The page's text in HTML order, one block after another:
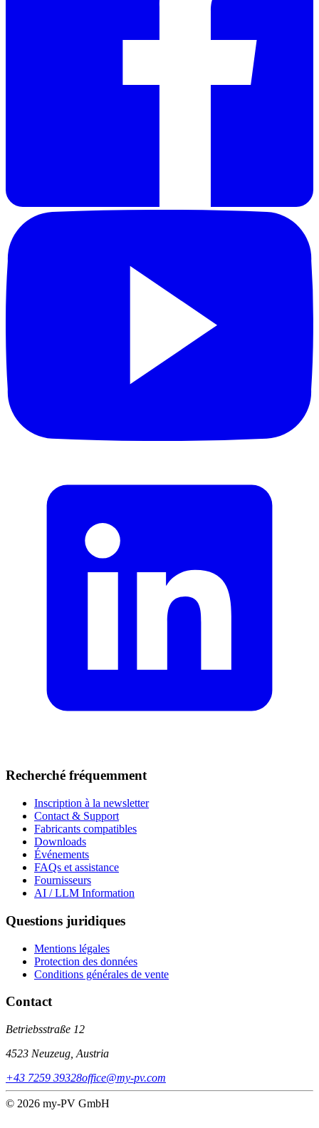
Recherché fréquemment
Inscription à la newsletter
Contact & Support
Fabricants compatibles
Downloads
Événements
FAQs et assistance
Fournisseurs
AI / LLM Information
Questions juridiques
Mentions légales
Protection des données
Conditions générales de vente
Contact
Betriebsstraße 12
4523 Neuzeug, Austria
+43 7259 39328office@my-pv.com
© 2026 my-PV GmbH